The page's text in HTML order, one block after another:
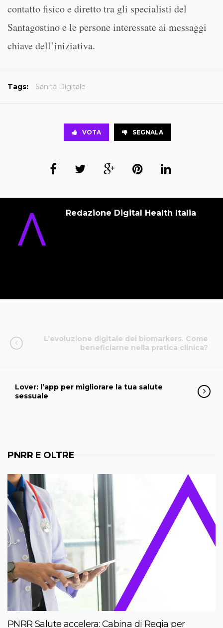
contatto fisico e diretto tra gli specialisti del
Santagostino e le persone interessate ai messaggi
chiave dell’iniziativa.
Tags: Sanità Digitale
VOTA SEGNALA
Redazione Digital Health Italia
L’evoluzione digitale dei biomarkers. Come
beneficiarne nella pratica clinica?
Lover: l’app per migliorare la tua salute
sessuale
PNRR E OLTRE
PNRR Salute accelera: Cabina di Regia per